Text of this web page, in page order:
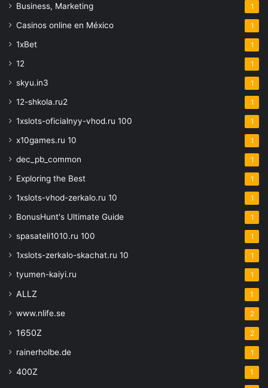
Business, Marketing 1
Casinos online en México 1
1xBet 1
12 1
skyu.in3 1
12-shkola.ru2 1
1xslots-oficialnyy-vhod.ru 100 1
x10games.ru 10 1
dec_pb_common 1
Exploring the Best 1
1xslots-vhod-zerkalo.ru 10 1
BonusHunt's Ultimate Guide 1
spasateli1010.ru 100 1
1xslots-zerkalo-skachat.ru 10 1
tyumen-kaiyi.ru 1
ALLZ 1
www.nlife.se 2
1650Z 2
rainerholbe.de 1
400Z 1